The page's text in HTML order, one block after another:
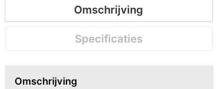
Omschrijving
Specificaties
Omschrijving